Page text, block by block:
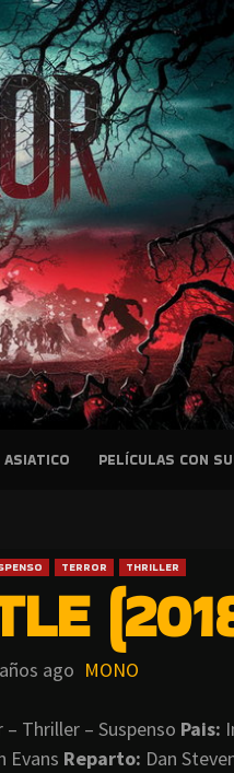
PELÍCULAS CON
TERROR THRILLER
ago MONO
– Thriller – Suspenso Pais:
Evans Reparto: Dan